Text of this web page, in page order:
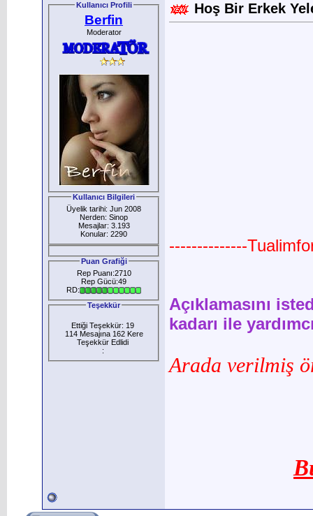
Kullanıcı Profili
Berfin
Moderator
Kullanıcı Bilgileri
Üyelik tarihi: Jun 2008
Nerden: Sinop
Mesajlar: 3.193
Konular: 2290
Puan Grafiği
Rep Puanı:2710
Rep Gücü:49
RD:
Teşekkür
Ettiği Teşekkür: 19
114 Mesajına 162 Kere
Teşekkür Edlidi
:
Hoş Bir Erkek
--------------
Açıklamasını
kadarı ile
Arada verilmiş